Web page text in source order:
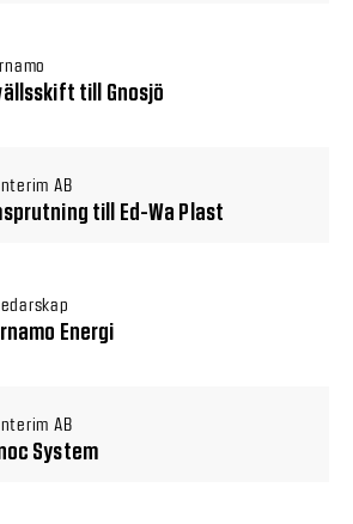
till Gnosjö
AB
till Ed-Wa Plast
Energi
AB
System